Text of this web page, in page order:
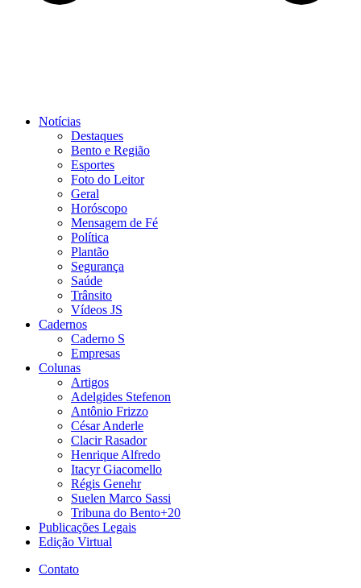
Notícias
Destaques
Bento e Região
Esportes
Foto do Leitor
Geral
Horóscopo
Mensagem de Fé
Política
Plantão
Segurança
Saúde
Trânsito
Vídeos JS
Cadernos
Caderno S
Empresas
Colunas
Artigos
Adelgides Stefenon
Antônio Frizzo
César Anderle
Clacir Rasador
Henrique Alfredo
Itacyr Giacomello
Régis Genehr
Suelen Marco Sassi
Tribuna do Bento+20
Publicações Legais
Edição Virtual
Contato